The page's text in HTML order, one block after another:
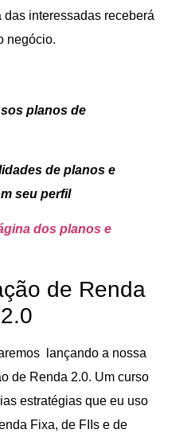
interessadas receberá
negócio.
planos de
de planos e
seu perfil
dos planos e
de Renda
2.0
lançando a nossa
de Renda 2.0. Um curso
estratégias que eu uso
Fixa, de FIIs e de